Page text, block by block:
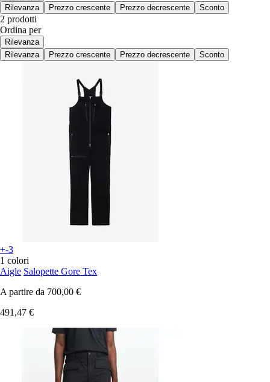
Rilevanza
Prezzo crescente Prezzo decrescente Sconto
2 prodotti
Ordina per
Rilevanza
Rilevanza
Prezzo crescente Prezzo decrescente Sconto
+-3
1 colori
Aigle Salopette Gore Tex
A partire da 700,00 €
491,47 €